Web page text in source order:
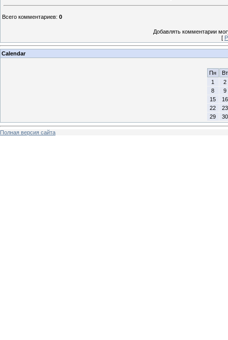
Всего комментариев: 0
Добавлять комментарии
[
Calendar
Пн
Вт
1
2
8
9
15
16
22
23
29
30
Полная версия сайта